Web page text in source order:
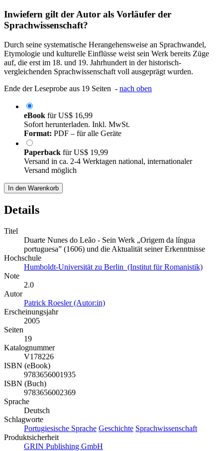
Inwiefern gilt der Autor als Vorläufer der
Sprachwissenschaft?
Durch seine systematische Herangehensweise an Sprachwandel,
Etymologie und kulturelle Einflüsse weist sein Werk bereits Züge
auf, die erst im 18. und 19. Jahrhundert in der historisch-
vergleichenden Sprachwissenschaft voll ausgeprägt wurden.
Ende der Leseprobe aus 19 Seiten - nach oben
eBook fürUS$ 16,99
Sofort herunterladen. Inkl. MwSt.
Format: PDF – für alle Geräte
Paperback fürUS$ 19,99
Versand in ca. 2-4 Werktagen national, internationaler
Versand möglich
In den Warenkorb
Details
Titel
Duarte Nunes do Leão - Sein Werk „Origem da língua
portuguesa” (1606) und die Aktualität seiner Erkenntnisse
Hochschule
Humboldt-Universität zu Berlin (Institut für Romanistik)
Note
2.0
Autor
Patrick Roesler (Autor:in)
Erscheinungsjahr
2005
Seiten
19
Katalognummer
V178226
ISBN (eBook)
9783656001935
ISBN (Buch)
9783656002369
Sprache
Deutsch
Schlagworte
Portugiesische Sprache Geschichte Sprachwissenschaft
Produktsicherheit
GRIN Publishing GmbH